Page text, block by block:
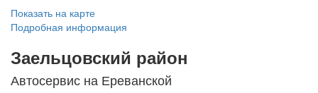
Показать на карте
Подробная информация
Заельцовский район
Автосервис на Ереванской